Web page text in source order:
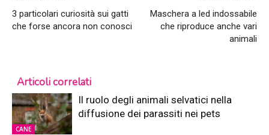
3 particolari curiosità sui gatti
che forse ancora non conosci
Maschera a led indossabile
che riproduce anche vari
animali
Articoli correlati
CANE
Il ruolo degli animali selvatici nella
diffusione dei parassiti nei pets